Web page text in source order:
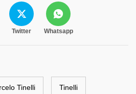
Twitter Whatsapp
Tinelli Tinelli